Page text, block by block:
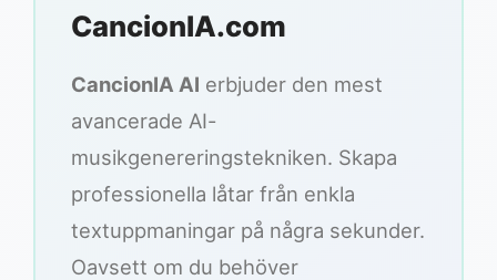
CancionIA.com
CancionIA AI erbjuder den mest
avancerade AI-
musikgenereringstekniken. Skapa
professionella låtar från enkla
textuppmaningar på några sekunder.
Oavsett om du behöver